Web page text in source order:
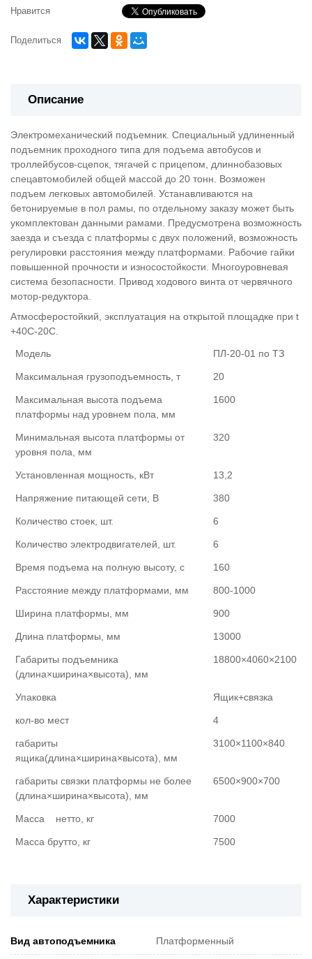
Нравится
Поделиться
Описание
Электромеханический подъемник. Специальный удлиненный
подъемник проходного типа для подъема автобусов и
троллейбусов-сцепок, тягачей с прицепом, длиннобазовых
спецавтомобилей общей массой до 20 тонн. Возможен
подъем легковых автомобилей. Устанавливаются на
бетонируемые в пол рамы, по отдельному заказу может быть
укомплектован данными рамами. Предусмотрена возможность
заезда и съезда с платформы с двух положений, возможность
регулировки расстояния между платформами. Рабочие гайки
повышенной прочности и износостойкости. Многоуровневая
система безопасности. Привод ходового винта от червячного
мотор-редуктора.
Атмосферостойкий, эксплуатация на открытой площадке при t
+40С-20С.
Модель
ПЛ-20-01 по ТЗ
Максимальная грузоподъемность, т 20
Максимальная высота подъема
платформы над уровнем пола, мм
1600
Минимальная высота платформы от
уровня пола, мм
320
Установленная мощность, кВт 13,2
Напряжение питающей сети, В 380
Количество стоек, шт. 6
Количество электродвигателей, шт. 6
Время подъема на полную высоту, с 160
Расстояние между платформами, мм 800-1000
Ширина платформы, мм 900
Длина платформы, мм 13000
Габариты подъемника
(длина×ширина×высота), мм
18800×4060×2100
Упаковка Ящик+связка
кол-во мест 4
габариты
ящика(длина×ширина×высота), мм
3100×1100×840
габариты связки платформы не более
(длина×ширина×высота), мм
6500×900×700
Масса нетто, кг 7000
Масса брутто, кг 7500
Характеристики
Вид автоподъемника Платформенный